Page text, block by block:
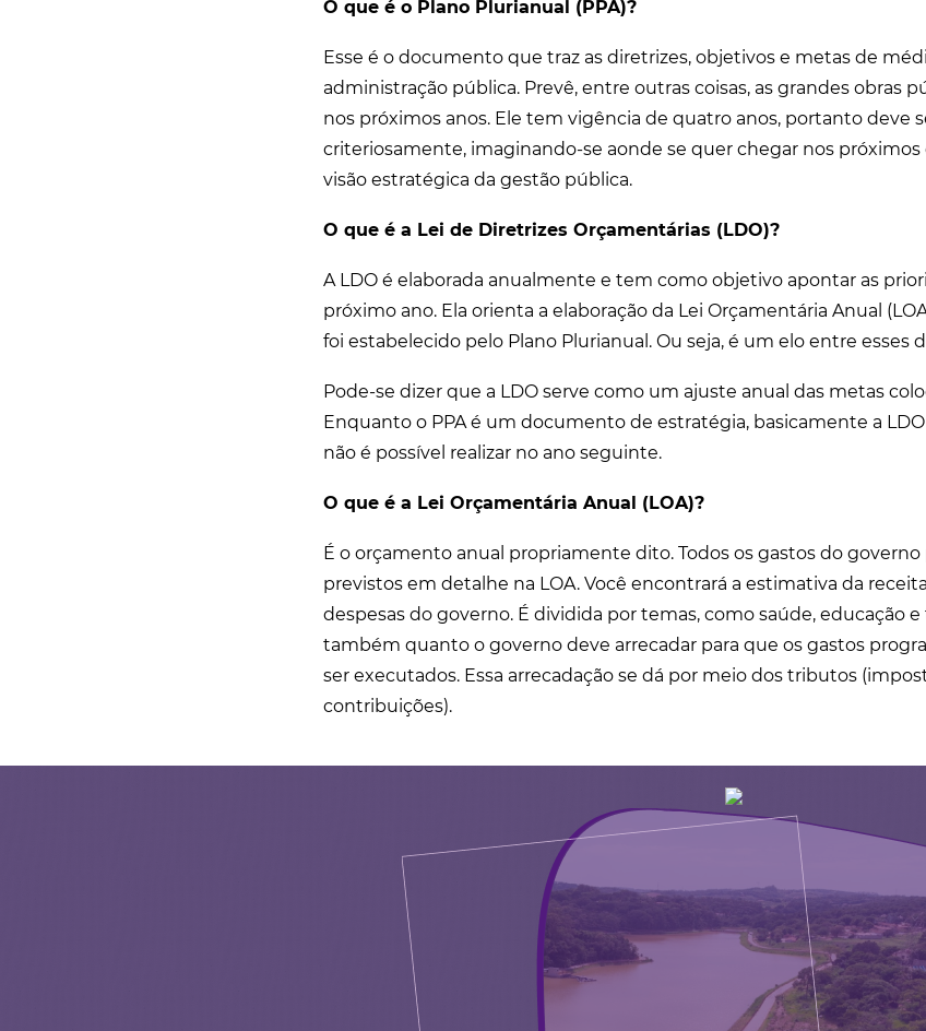
O que é o Plano Plurianual (PPA)?
Esse é o documento que traz as diretrizes, objetivos e metas de
administração pública. Prevê, entre outras coisas, as grandes obras
nos próximos anos. Ele tem vigência de quatro anos, portanto deve
criteriosamente, imaginando-se aonde se quer chegar nos próximos
visão estratégica da gestão pública.
O que é a Lei de Diretrizes Orçamentárias (LDO)?
A LDO é elaborada anualmente e tem como objetivo apontar as
próximo ano. Ela orienta a elaboração da Lei Orçamentária Anual
foi estabelecido pelo Plano Plurianual. Ou seja, é um elo entre esses
Pode-se dizer que a LDO serve como um ajuste anual das metas
Enquanto o PPA é um documento de estratégia, basicamente a
não é possível realizar no ano seguinte.
O que é a Lei Orçamentária Anual (LOA)?
É o orçamento anual propriamente dito. Todos os gastos do governo
previstos em detalhe na LOA. Você encontrará a estimativa da
despesas do governo. É dividida por temas, como saúde, educação
também quanto o governo deve arrecadar para que os gastos
ser executados. Essa arrecadação se dá por meio dos tributos
contribuições).